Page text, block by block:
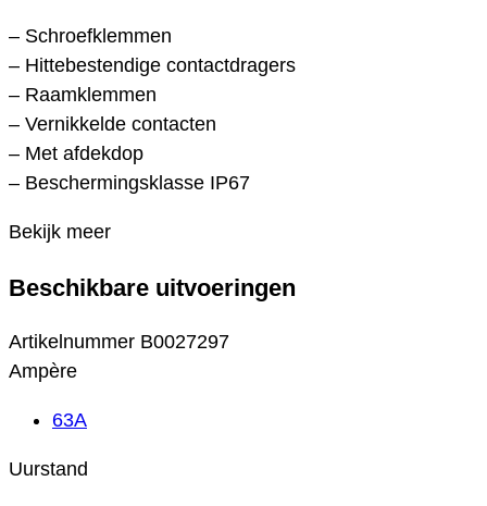
– Schroefklemmen
– Hittebestendige contactdragers
– Raamklemmen
– Vernikkelde contacten
– Met afdekdop
– Beschermingsklasse IP67
Bekijk meer
Beschikbare uitvoeringen
Artikelnummer B0027297
Ampère
63A
Uurstand